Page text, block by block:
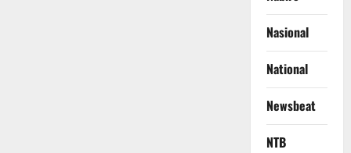
Nasional
National
Newsbeat
NTB